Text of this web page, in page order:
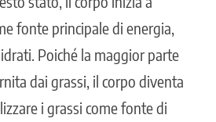
fonte principale di energia,
Poiché la maggior parte
dai grassi, il corpo diventa
i grassi come fonte di